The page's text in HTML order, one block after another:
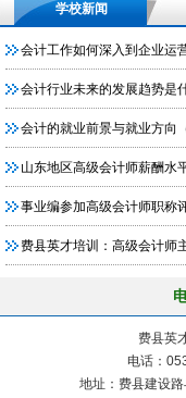
学校新闻
会计工作如何深入到企业运
会计行业未来的发展趋势是
会计的就业前景与就业方向
山东地区高级会计师薪酬水
事业编参加高级会计师职称
费县英才培训：高级会计师
费县英
电话：
地址：费县建设